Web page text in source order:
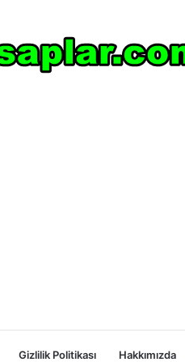
Gizlilik Politikası Hakkımızda